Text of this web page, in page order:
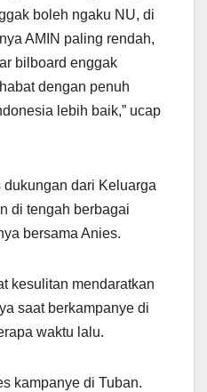
boleh ngaku NU, di
AMIN paling rendah,
bilboard enggak
dengan penuh
lebih baik,” ucap
dari Keluarga
di tengah berbagai
bersama Anies.
kesulitan mendaratkan
saat berkampanye di
waktu lalu.
kampanye di Tuban.